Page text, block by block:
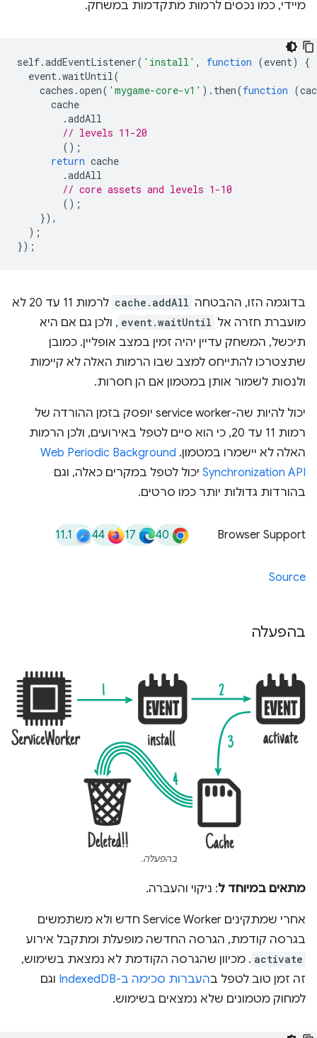
מיידי, כמו נכסים לרמות מתקדמות במשחק.
self.addEventListener( 'install' , function (event)
{
event.waitUntil(
caches .open( 'mygame-core-v1' ). then(function (
cache
.addAll
// levels 11-20
();
return cache
.addAll
// core assets and levels 1-10
();
}),
);
});
בדוגמה הזו, ההבטחה cache.addAll
לרמות 11 עד 20 לא
מועברת חזרה אל event.waitUntil , ולכן גם אם היא
תיכשל, המשחק עדיין יהיה זמין במצב אופליין. כמובן
שתצטרכו להתייחס למצב שבו הרמות האלה לא קיימות
ולנסות לשמור אותן במטמון אם הן חסרות.
יכול להיות שה-service worker יופסק בזמן ההורדה של
רמות 11 עד 20, כי הוא סיים לטפל באירועים, ולכן הרמות
האלה לא יישמרו במטמון. ‫ Web Periodic Background
Synchronization API יכול לטפל במקרים כאלה, וגם
בהורדות גדולות יותר כמו סרטים.
Browser Support
40
17
44
11.1
Source
בהפעלה
בהפעלה.
מתאים במיוחד ל: ניקוי והעברה.
אחרי שמתקינים Service Worker חדש ולא משתמשים
בגרסה קודמת, הגרסה החדשה מופעלת ומתקבל אירוע
activate . מכיוון שהגרסה הקודמת לא נמצאת בשימוש,
זה זמן טוב לטפל בהעברות סכימה ב-IndexedDB
וגם
למחוק מטמונים שלא נמצאים בשימוש.